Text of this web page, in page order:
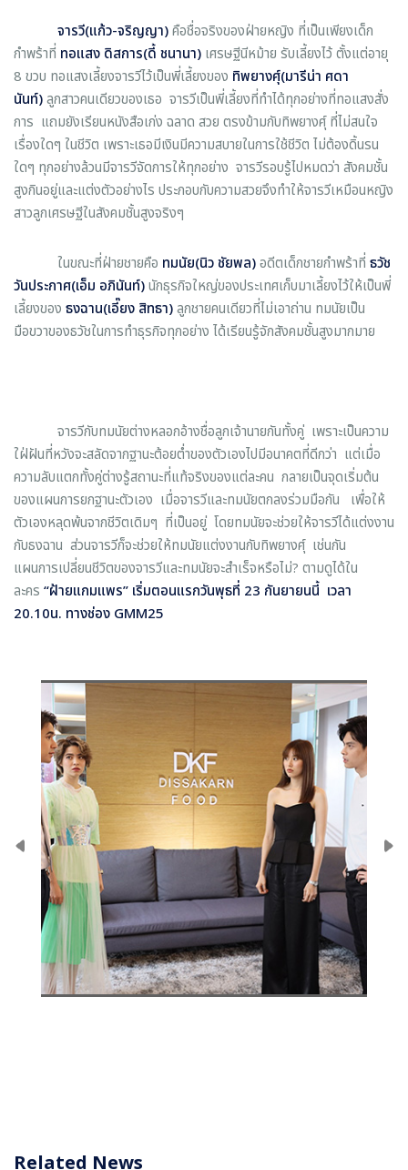
จารวี(แก้ว-จริญญา)คือชื่อจริงของฝ่ายหญิง ที่เป็นเพียงเด็ก
กำพร้าที่ ทอแสง ดิสการ(ดี้ ชนานา) เศรษฐีนีหม้าย รับเลี้ยงไว้ ตั้งแต่อายุ
8 ขวบ ทอแสงเลี้ยงจารวีไว้เป็นพี่เลี้ยงของ ทิพยางศุ์(มารีน่า ศดา
นันท์)ลูกสาวคนเดียวของเธอ จารวีเป็นพี่เลี้ยงที่ทำได้ทุกอย่างที่ทอแสงสั่ง
การ แถมยังเรียนหนังสือเก่ง ฉลาด สวย ตรงข้ามกับทิพยางศุ์ ที่ไม่สนใจ
เรื่องใดๆ ในชีวิต เพราะเธอมีเงินมีความสบายในการใช้ชีวิต ไม่ต้องดิ้นรน
ใดๆ ทุกอย่างล้วนมีจารวีจัดการให้ทุกอย่าง จารวีรอบรู้ไปหมดว่า สังคมชั้น
สูงกินอยู่และแต่งตัวอย่างไร ประกอบกับความสวยจึงทำให้จารวีเหมือนหญิง
สาวลูกเศรษฐีในสังคมชั้นสูงจริงๆ
ในขณะที่ฝ่ายชายคือ ทมนัย(นิว ชัยพล)อดีตเด็กชายกำพร้าที่ ธวัช
วันประกาศ(เอ็ม อภินันท์)นักธุรกิจใหญ่ของประเทศเก็บมาเลี้ยงไว้ให้เป็นพี่
เลี้ยงของ ธงฉาน(เอี๊ยง สิทธา)ลูกชายคนเดียวที่ไม่เอาถ่าน ทมนัยเป็น
มือขวาของธวัชในการทำธุรกิจทุกอย่าง ได้เรียนรู้จักสังคมชั้นสูงมากมาย
จารวีกับทมนัยต่างหลอกอ้างชื่อลูกเจ้านายกันทั้งคู่ เพราะเป็นความ
ใฝ่ฝันที่หวังจะสลัดจากฐานะต้อยต่ำของตัวเองไปมีอนาคตที่ดีกว่า แต่เมื่อ
ความลับแตกทั้งคู่ต่างรู้สถานะที่แท้จริงของแต่ละคน กลายเป็นจุดเริ่มต้น
ของแผนการยกฐานะตัวเอง เมื่อจารวีและทมนัยตกลงร่วมมือกัน เพื่อให้
ตัวเองหลุดพ้นจากชีวิตเดิมๆ ที่เป็นอยู่ โดยทมนัยจะช่วยให้จารวีได้แต่งงาน
กับธงฉาน ส่วนจารวีก็จะช่วยให้ทมนัยแต่งงานกับทิพยางศุ์ เช่นกัน
แผนการเปลี่ยนชีวิตของจารวีและทมนัยจะสำเร็จหรือไม่? ตามดูได้ใน
ละคร “ฝ้ายแกมแพร” เริ่มตอนแรกวันพุธที่ 23 กันยายนนี้ เวลา
20.10น. ทางช่อง GMM25
Related News